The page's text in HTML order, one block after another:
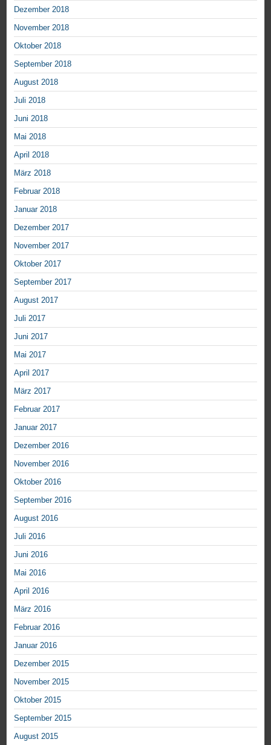
Dezember 2018
November 2018
Oktober 2018
September 2018
August 2018
Juli 2018
Juni 2018
Mai 2018
April 2018
März 2018
Februar 2018
Januar 2018
Dezember 2017
November 2017
Oktober 2017
September 2017
August 2017
Juli 2017
Juni 2017
Mai 2017
April 2017
März 2017
Februar 2017
Januar 2017
Dezember 2016
November 2016
Oktober 2016
September 2016
August 2016
Juli 2016
Juni 2016
Mai 2016
April 2016
März 2016
Februar 2016
Januar 2016
Dezember 2015
November 2015
Oktober 2015
September 2015
August 2015